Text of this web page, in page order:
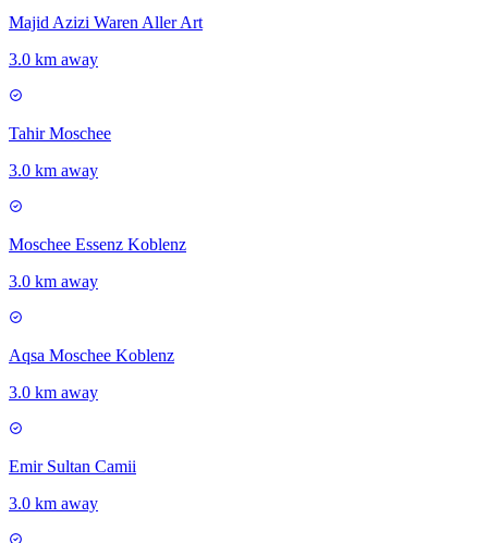
Majid Azizi Waren Aller Art
3.0 km away
Tahir Moschee
3.0 km away
Moschee Essenz Koblenz
3.0 km away
Aqsa Moschee Koblenz
3.0 km away
Emir Sultan Camii
3.0 km away